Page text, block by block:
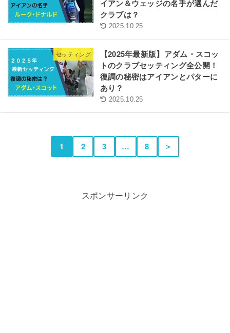
イアン＆ウェッジの名手が選んだ
クラブは？
2025.10.25
セッティング
【2025年最新版】アダム・スコッ
トのクラブセッティング全公開！
復調の秘密はアイアンとパターに
あり？
2025.10.25
1 2 3 … 8 ＞
スポンサーリンク